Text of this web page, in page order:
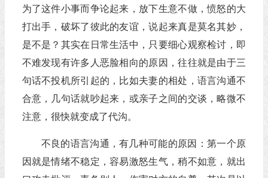
为了这件小事而争论起来，放下生意不做，愤怒的大
打出手，破坏了彼此的友谊，说起来真是莫名其妙，
是不是？其实在日常生活中，只要细心观察检讨，即
不难发现有许多人恶脸相向的原因，往往就是由于三
句话不投机所引起的，比如夫妻的相处，语言沟通不
合意，几句话就吵起来，或亲子之间的交谈，略微不
注意，很快就变成了代沟。
不良的语言沟通，有几种可能的原因：第一个原
因就是情绪不稳定，容易激怒生气，稍不如意，就出